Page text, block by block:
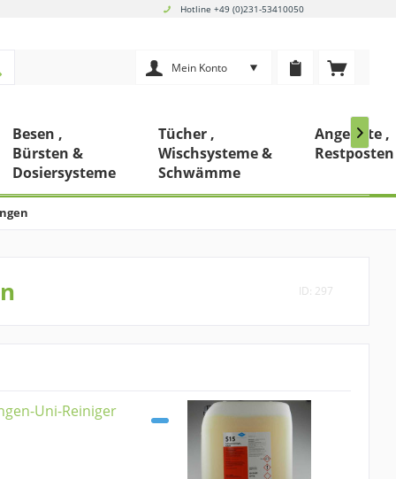
Hotline +49 (0)231-53410050
Mein Konto
Besen ,
Bürsten &
Dosiersysteme
Tücher ,
Wischsysteme &
Schwämme
Angebote ,
Restposten

ID: 297